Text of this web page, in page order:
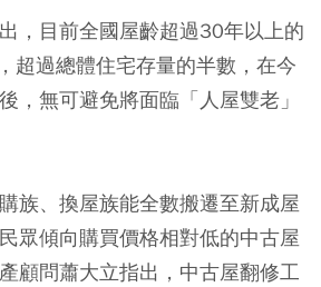
，目前全國屋齡超過30年以上的
超過總體住宅存量的半數，在今
，無可避免將面臨「人屋雙老」
族、換屋族能全數搬遷至新成屋
眾傾向購買價格相對低的中古屋
顧問蕭大立指出，中古屋翻修工